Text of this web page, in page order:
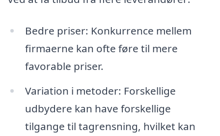
Bedre priser: Konkurrence mellem
firmaerne kan ofte føre til mere
favorable priser.
Variation i metoder: Forskellige
udbydere kan have forskellige
tilgange til tagrensning, hvilket kan